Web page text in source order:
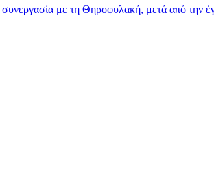
με τη Θηροφυλακή, μετά από την